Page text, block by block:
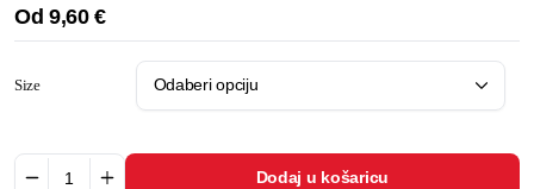
Od 9,60€
Size
Dodaj u košaricu